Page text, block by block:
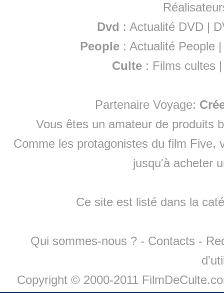
Dvd : Actualité DVD |
People :Actualité People
Culte : Films cultes
Partenaire Voyage:
Vous êtes un amateur de produits
Comme les protagonistes du film Five,
jusqu'à acheter
Ce site est listé dans la
Qui sommes-nous ? - Contacts -
Copyright © 2000-2011